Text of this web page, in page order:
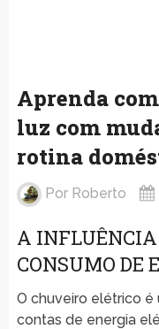
Aprenda
luz com
rotina
Por Roberto
A INFLUÊNCIA
CONSUMO DE
O chuveiro elétrico é
contas de energia